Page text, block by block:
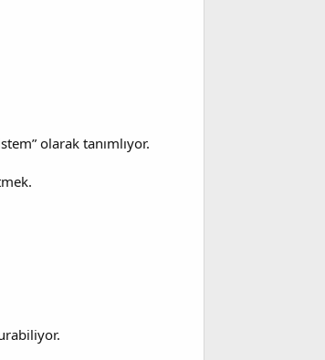
olarak tanımlıyor.